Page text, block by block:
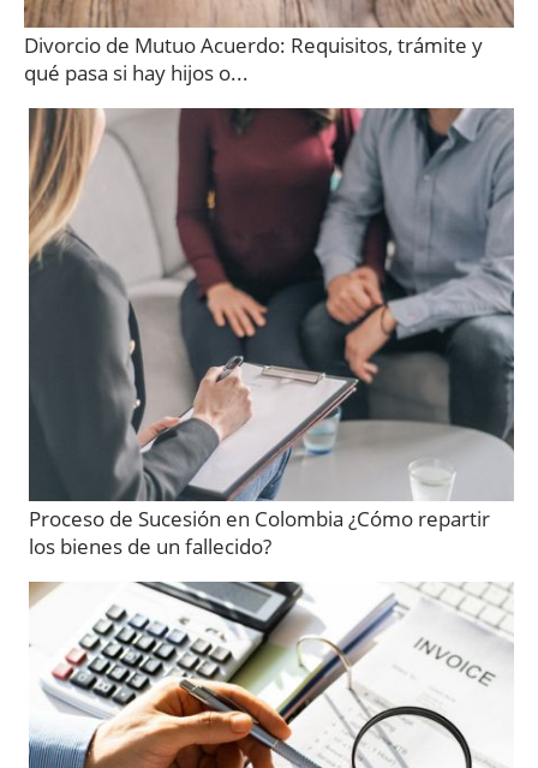
Divorcio de Mutuo Acuerdo: Requisitos, trámite y
qué pasa si hay hijos o...
Proceso de Sucesión en Colombia ¿Cómo repartir
los bienes de un fallecido?